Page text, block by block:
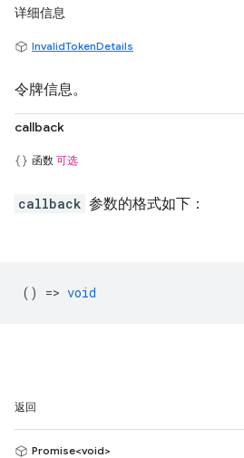
详细信息
InvalidTokenDetails
令牌信息。
callback
函数 可选
callback 参数的格式如下：
() => void
返回
Promise<void>